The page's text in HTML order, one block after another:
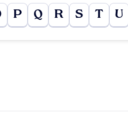
P Q R S T U